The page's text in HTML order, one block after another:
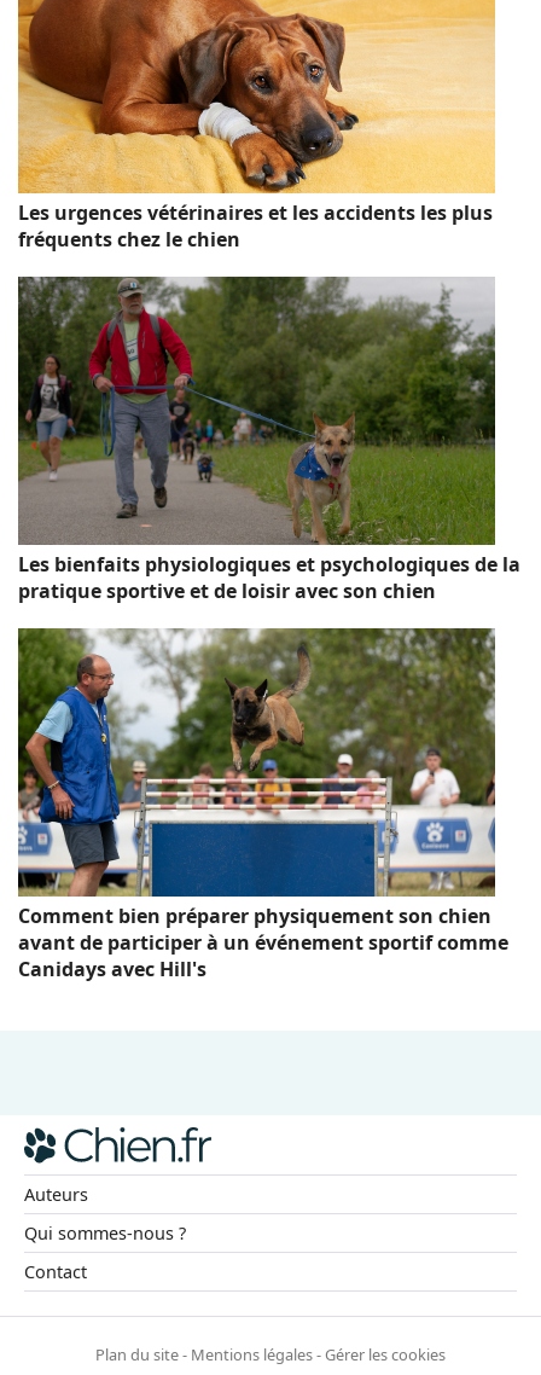
Les urgences vétérinaires et les accidents les plus
fréquents chez le chien
Les bienfaits physiologiques et psychologiques de la
pratique sportive et de loisir avec son chien
Comment bien préparer physiquement son chien
avant de participer à un événement sportif comme
Canidays avec Hill's
Auteurs
Qui sommes-nous ?
Contact
Plan du site- Mentions légales-Gérer les cookies